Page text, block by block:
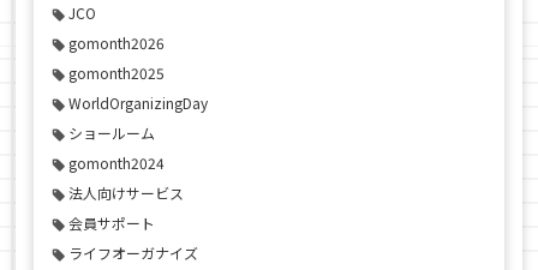
JCO
gomonth2026
gomonth2025
WorldOrganizingDay
ショールーム
gomonth2024
法人向けサービス
会員サポート
ライフオーガナイズ